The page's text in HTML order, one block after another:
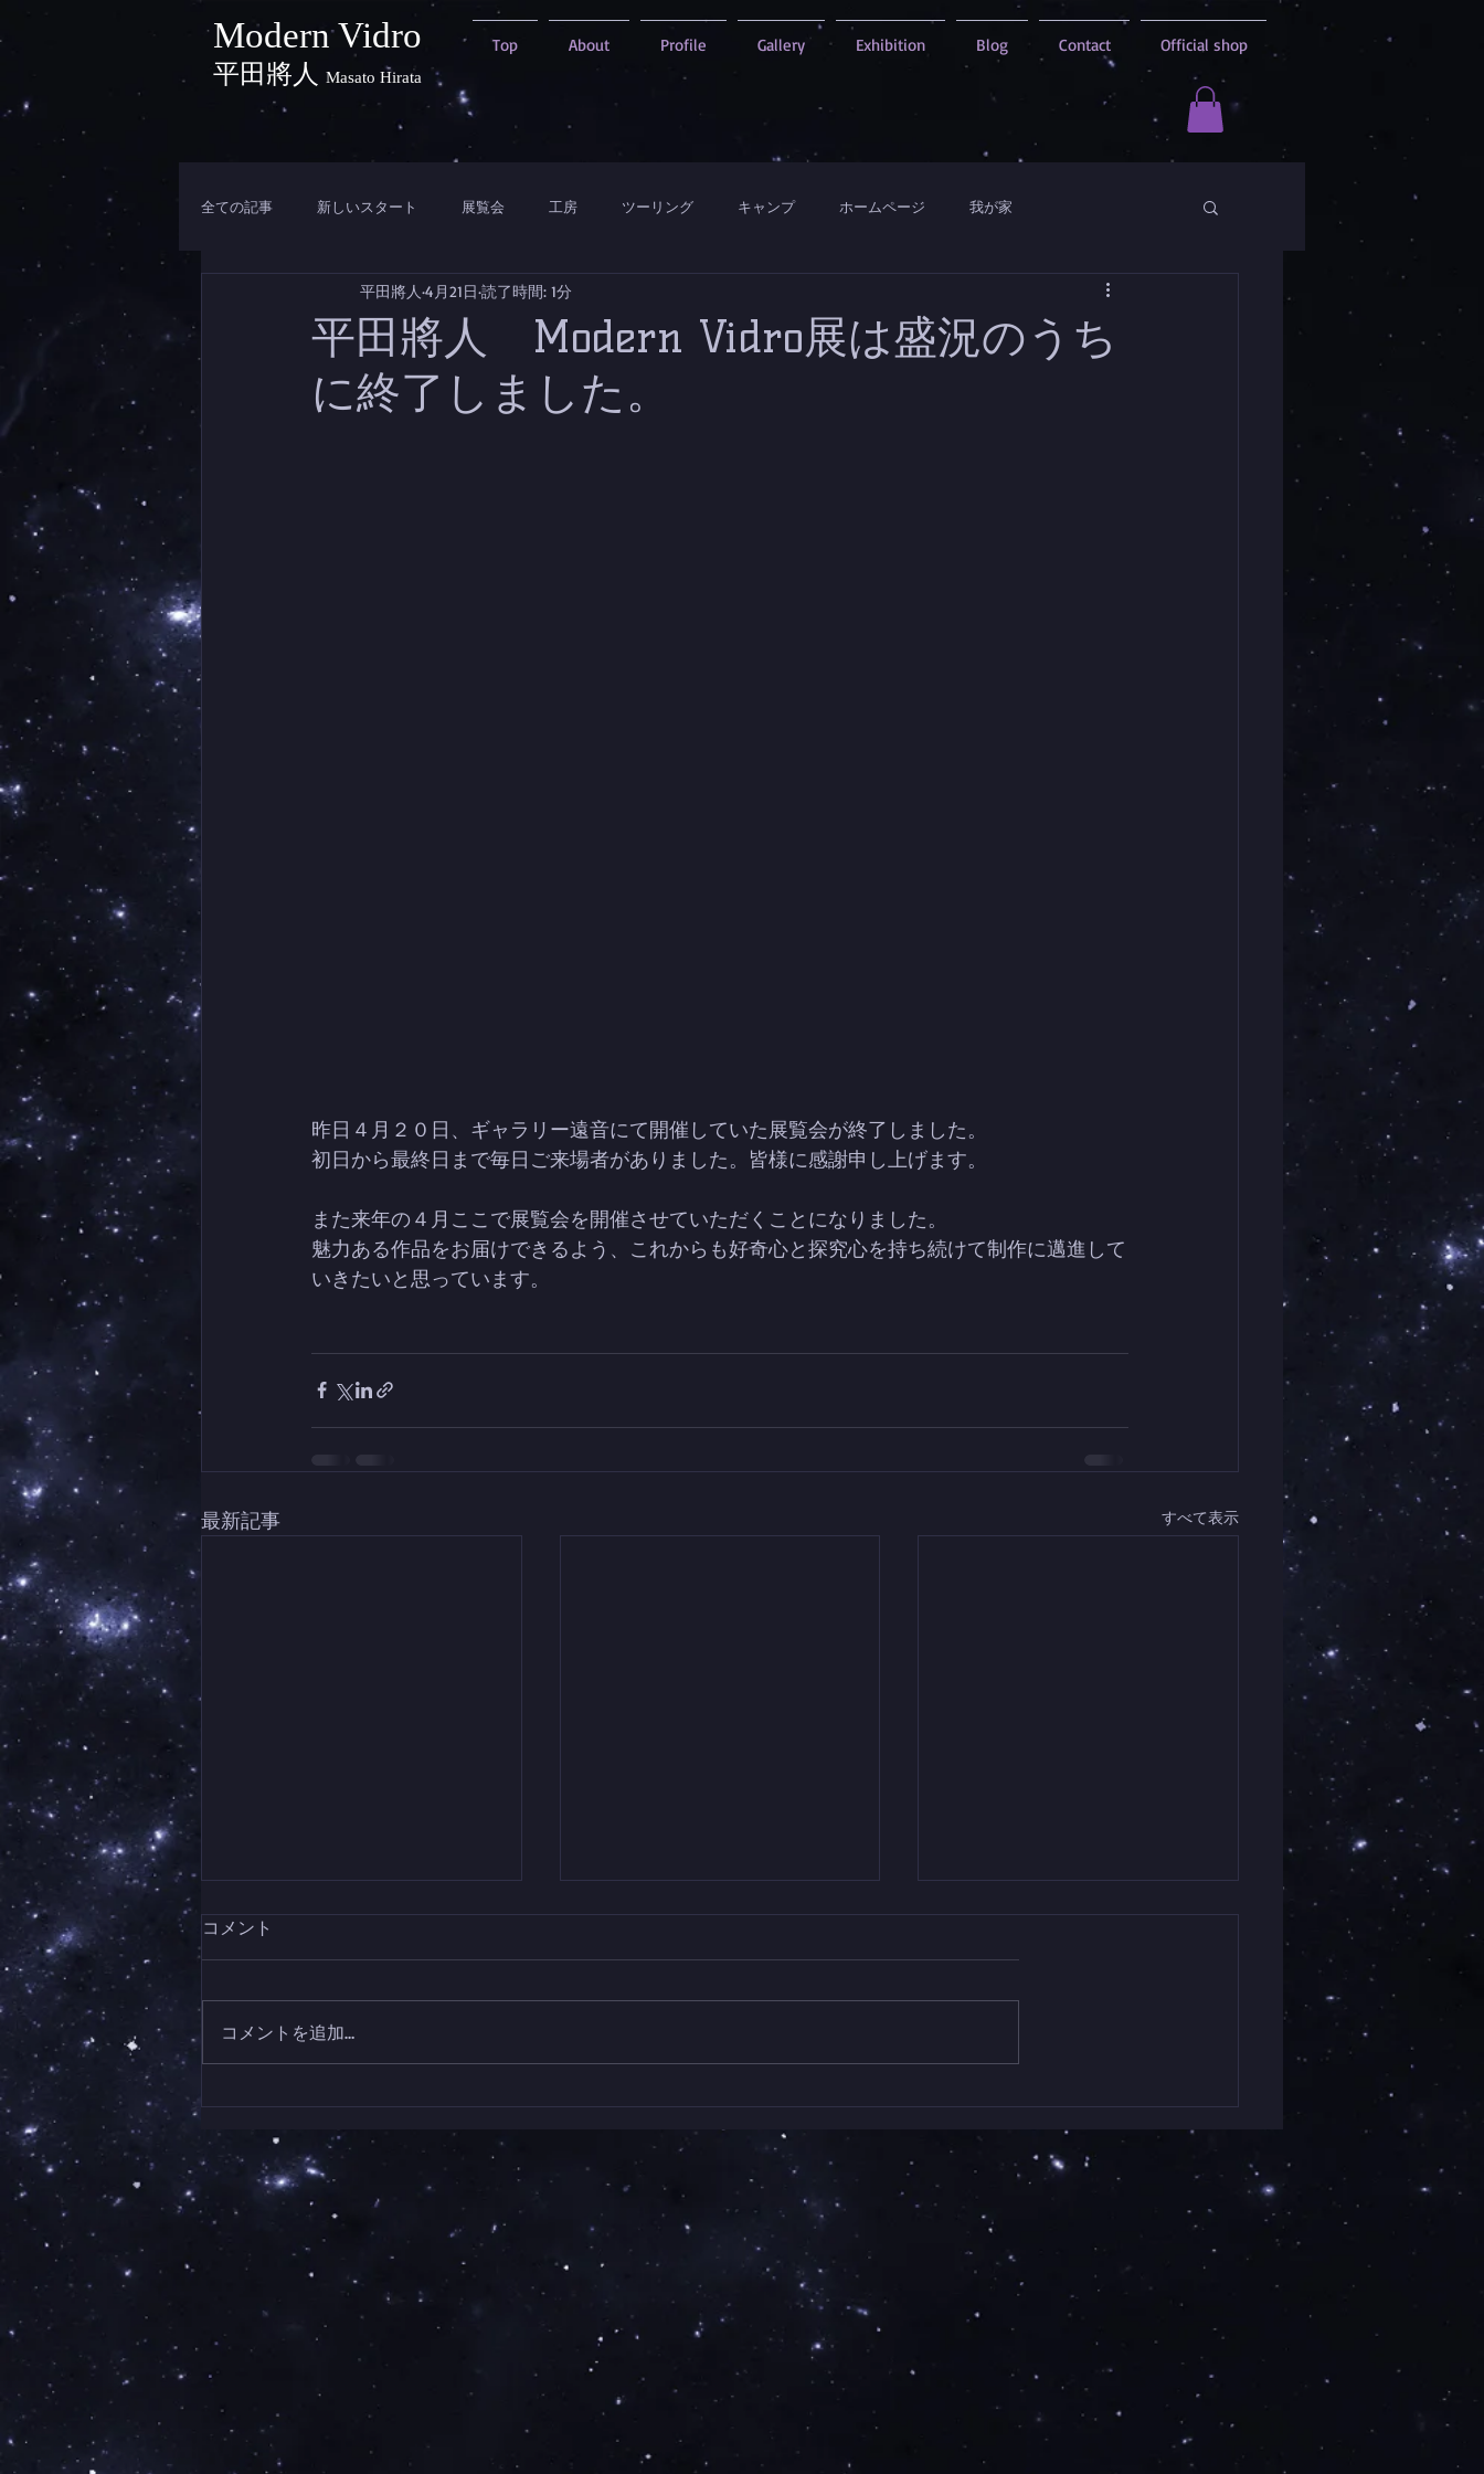
Modern Vidro
平田將人 Masato Hirata
Top About Profile Gallery Exhibition Blog Contact Official shop
全ての記事 新しいスタート 展覧会 工房 ツーリング キャンプ ホームページ 我が家
平田將人 Modern Vidro展は盛況のうち
に終了しました。
平田將人 4月21日 読了時間: 1分
昨日４月２０日、ギャラリー遠音にて開催していた展覧会が終了しました。
初日から最終日まで毎日ご来場者がありました。皆様に感謝申し上げます。
また来年の４月ここで展覧会を開催させていただくことになりました。
魅力ある作品をお届けできるよう、これからも好奇心と探究心を持ち続けて制作に邁進して
いきたいと思っています。
最新記事 すべて表示
まりました。
くらしみっけ🔍うつわとたの
しむ、おやつタイム🍩🍴 始
まりました！
平田將人 Modern Vidro展の
初日を迎えました。
コメント
コメントを追加…